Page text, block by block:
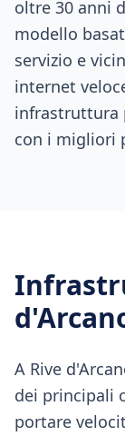
oltre 30 anni
modello
servizio e
internet
infrastruttura
con i migliori
A Rive
dei principali
portare